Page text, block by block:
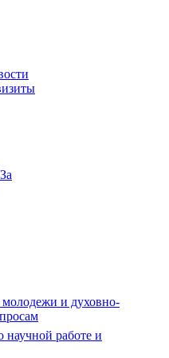
и духовно-
научной работе и